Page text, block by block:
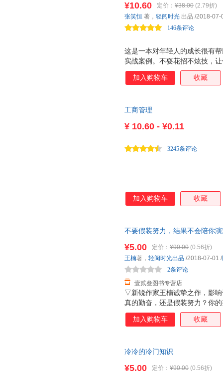
别人觉得和他在一起特别舒服
这是一本对年轻人的成长很有
实战案例。不耍花招不炫技，
阿谀奉承、拍马屁，而是要说
伤害，该做的事做得得体，不
¥10.60 定价： ¥38.00 (2.79折)
146条评论
张笑恒 著， 轻阅时光 出品 /2018-07-
加入购物车 收藏
工商管理
¥ 10.60 - ¥0.11
3245条评论
加入购物车 收藏
不要假装努力，结果不会陪你
▽新锐作家王楠诚挚之作，影
真的勤奋，还是假装努力？你
你徒劳无功。▽数十篇关于梦
拼的不是付出多少，也不是时
坚强，愿你永远无畏将来，给
¥5.00 定价： ¥90.00 (0.56折)
壹贰叁图书专营店
2条评论
王楠著， 轻阅时光出品 /2018-07-01 /
加入购物车 收藏
冷冷的冷门知识
¥5.00 定价： ¥90.00 (0.56折)